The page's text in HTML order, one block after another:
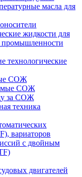
масла для
жидкости для
промышленности
технологические
СОЖ
СОЖ
за СОЖ
техника
вариаторов
с двойным
двигателей